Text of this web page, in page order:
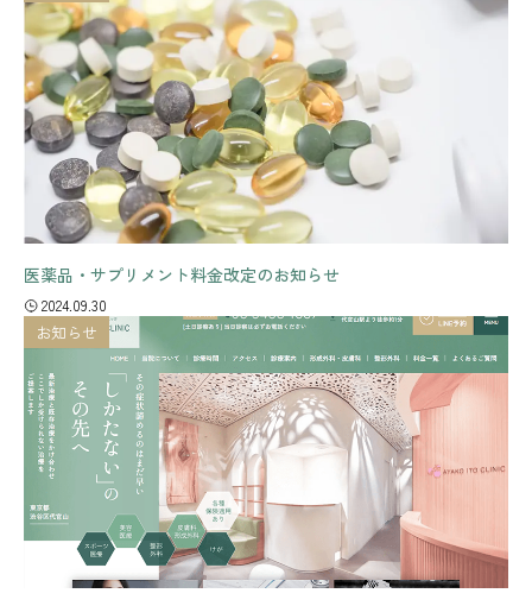
医薬品・サプリメント料金改定のお知らせ
2024.09.30
お知らせ